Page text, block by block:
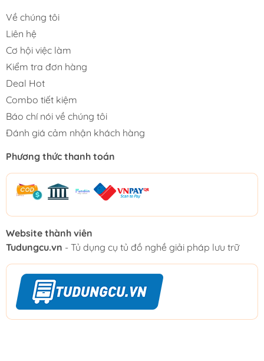
Về chúng tôi
Liên hệ
Cơ hội việc làm
Kiểm tra đơn hàng
Deal Hot
Combo tiết kiệm
Báo chí nói về chúng tôi
Đánh giá cảm nhận khách hàng
Phương thức thanh toán
Website thành viên
Tudungcu.vn - Tủ dụng cụ tủ đồ nghề giải pháp lưu trữ